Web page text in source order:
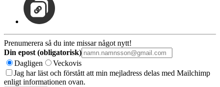
Prenumerera så du inte missar något nytt!
Din epost (obligatorisk)
Dagligen
Veckovis
Jag har läst och förstått att min mejladress delas med Mailchimp
enligt informationen ovan.